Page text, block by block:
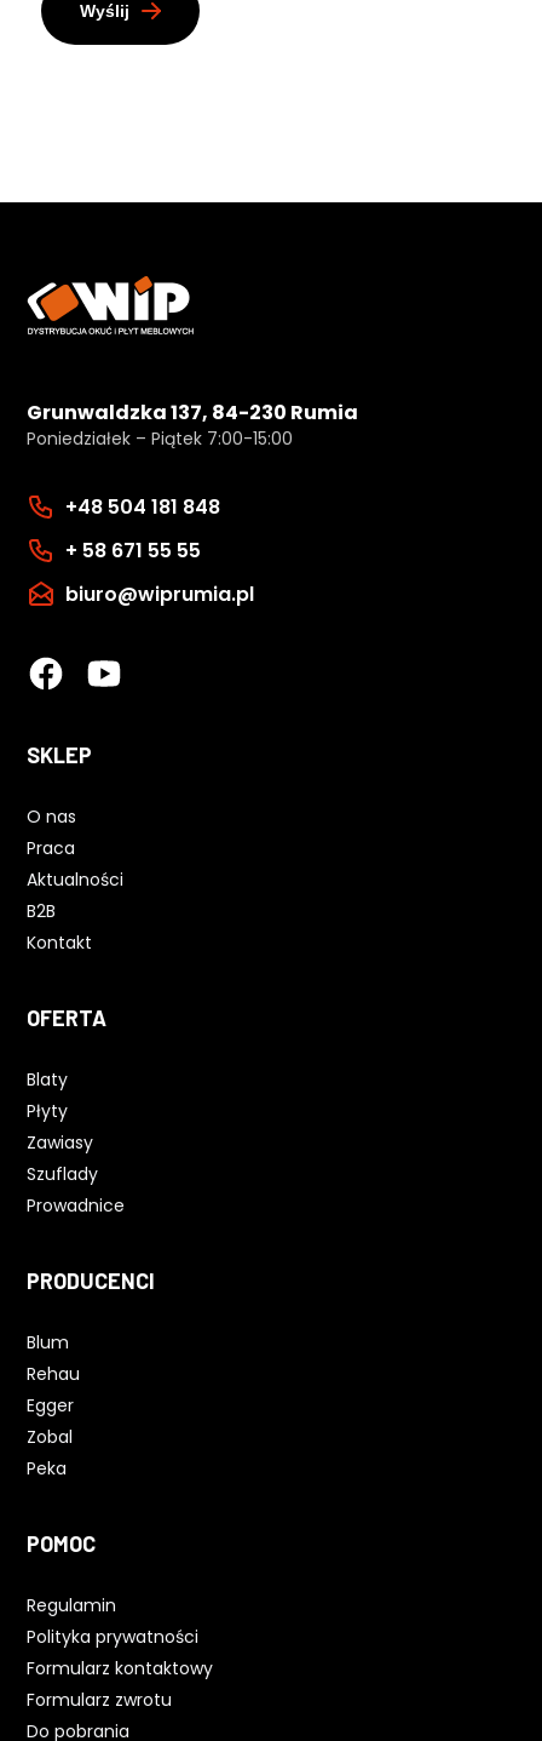
Wyślij
Grunwaldzka 137, 84-230 Rumia
Poniedziałek – Piątek 7:00-15:00
+48 504 181 848
+ 58 671 55 55
biuro@wiprumia.pl
SKLEP
O nas
Praca
Aktualności
B2B
Kontakt
OFERTA
Blaty
Płyty
Zawiasy
Szuflady
Prowadnice
PRODUCENCI
Blum
Rehau
Egger
Zobal
Peka
POMOC
Regulamin
Polityka prywatności
Formularz kontaktowy
Formularz zwrotu
Do pobrania